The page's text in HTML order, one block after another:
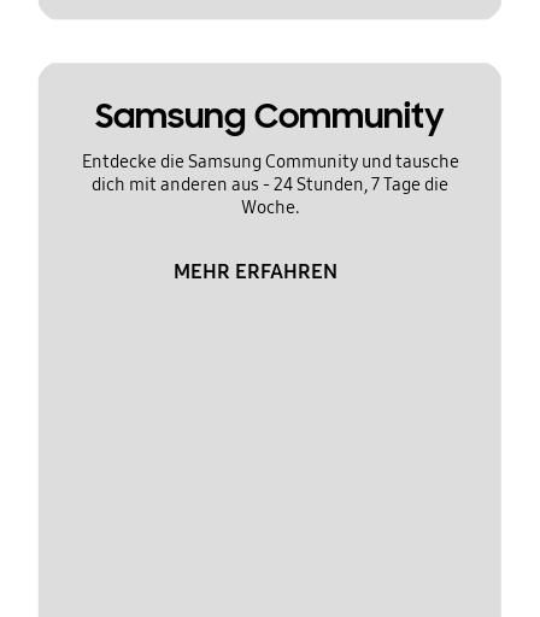
Samsung Community
Entdecke die Samsung Community und tausche
dich mit anderen aus - 24 Stunden, 7 Tage die
Woche.
MEHR ERFAHREN